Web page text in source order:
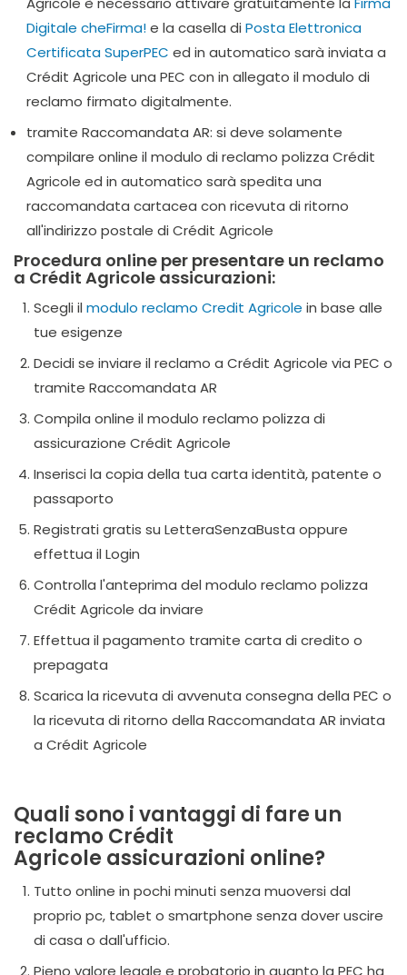
Digitale cheFirma!e la casella di Posta Elettronica
Certificata SuperPEC ed in automatico sarà inviata a
Crédit Agricole una PEC con in allegato il modulo di
reclamo firmato digitalmente.
tramite Raccomandata AR: si deve solamente
compilare online il modulo di reclamo polizza Crédit
Agricole ed in automatico sarà spedita una
raccomandata cartacea con ricevuta di ritorno
all'indirizzo postale di Crédit Agricole
Procedura online per presentare un reclamo
a Crédit Agricole assicurazioni:
Scegli il modulo reclamo Credit Agricole in base alle
tue esigenze
Decidi se inviare il reclamo a Crédit Agricole via PEC o
tramite Raccomandata AR
Compila online il modulo reclamo polizza di
assicurazione Crédit Agricole
Inserisci la copia della tua carta identità, patente o
passaporto
Registrati gratis su LetteraSenzaBusta oppure
effettua il Login
Controlla l'anteprima del modulo reclamo polizza
Crédit Agricole da inviare
Effettua il pagamento tramite carta di credito o
prepagata
Scarica la ricevuta di avvenuta consegna della PEC o
la ricevuta di ritorno della Raccomandata AR inviata
a Crédit Agricole
Quali sono i vantaggi di fare un
reclamo Crédit
Agricole assicurazioni online?
Tutto online in pochi minuti senza muoversi dal
proprio pc, tablet o smartphone senza dover uscire
di casa o dall'ufficio.
Pieno valore legale e probatorio in quanto la PEC ha